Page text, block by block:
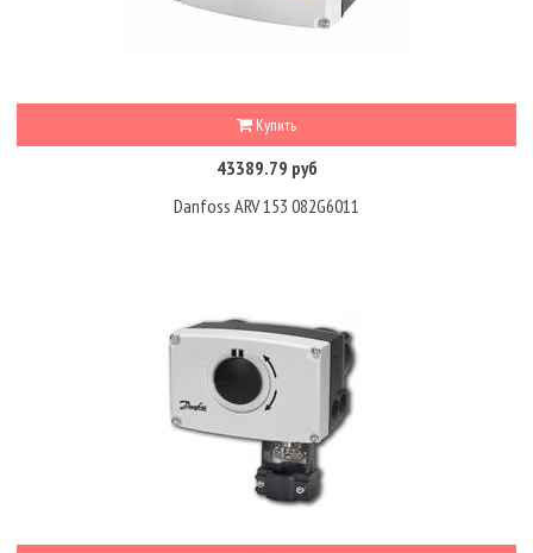
Купить
43389.79 руб
Danfoss ARV 153 082G6011